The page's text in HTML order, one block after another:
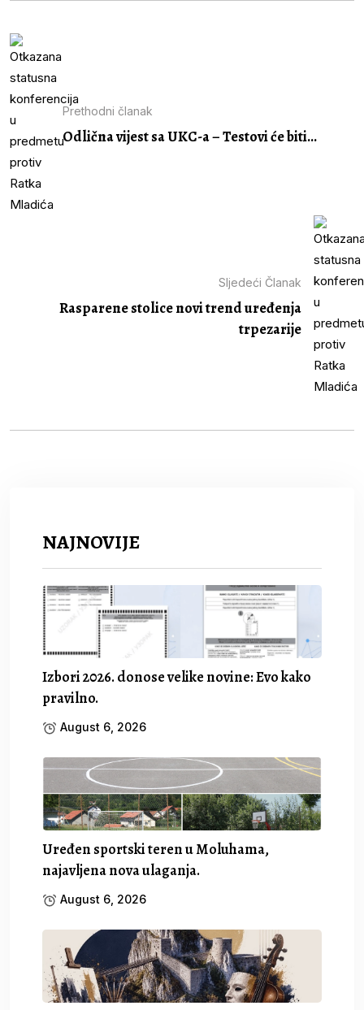
Prethodni članak
Odlična vijest sa UKC-a – Testovi će biti...
Sljedeći Članak
Rasparene stolice novi trend uređenja
trpezarije
NAJNOVIJE
Izbori 2026. donose velike novine: Evo kako
pravilno.
August 6, 2026
Uređen sportski teren u Moluhama,
najavljena nova ulaganja.
August 6, 2026